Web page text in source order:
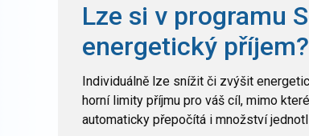
Lze si v programu
energetický příjem?
Individuálně lze snížit či zvýšit
horní limity příjmu pro váš cíl, mimo
automaticky přepočítá i množství